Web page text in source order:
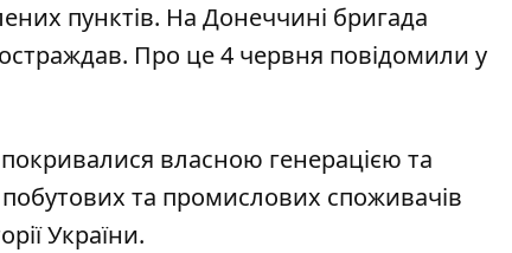
пунктів. На Донеччині бригада
Про це 4 червня повідомили у
власною генерацією та
та промислових споживачів
України.